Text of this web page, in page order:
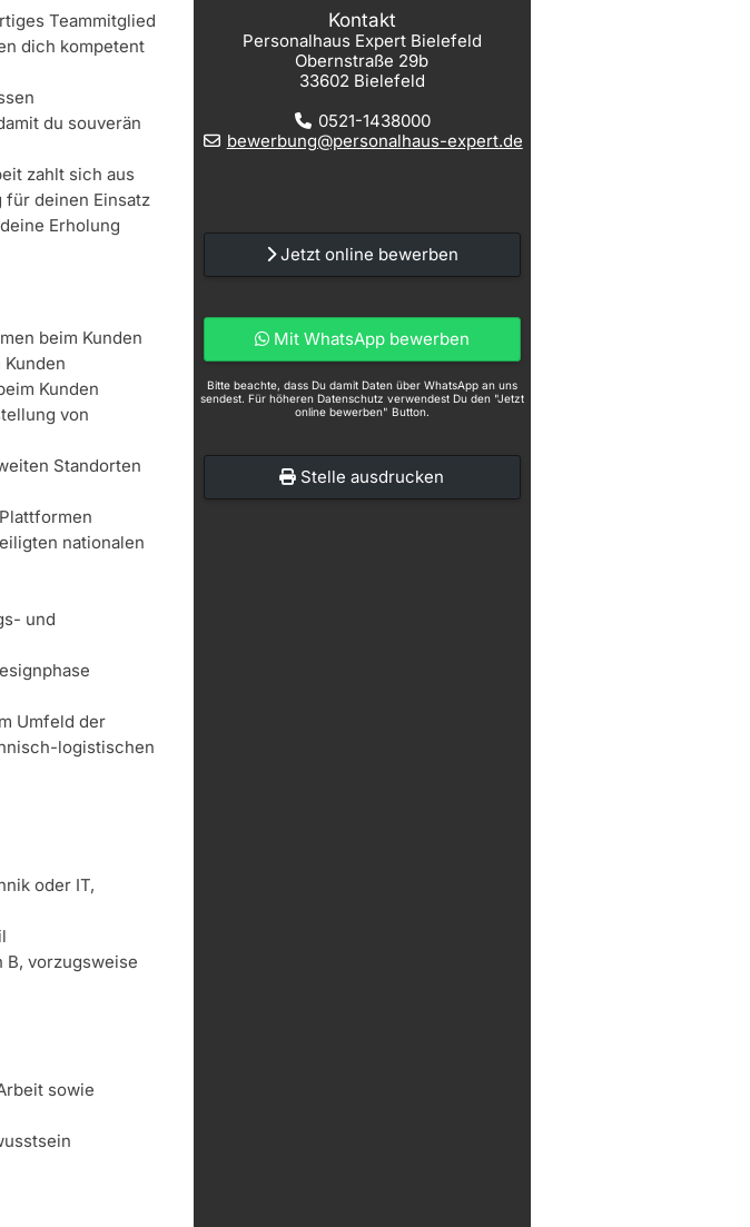
Teammitglied
dich kompetent
du souverän
zahlt sich aus
für deinen Einsatz
Erholung
beim Kunden
Kunden
von
Standorten
nationalen
und
Umfeld der
logistischen
oder IT,
B, vorzugsweise
sowie
Kontakt
Personalhaus Expert Bielefeld
Obernstraße 29b
33602 Bielefeld
0521-1438000
bewerbung@personalhaus-expert.de
Jetzt online bewerben
Mit WhatsApp bewerben
Bitte beachte, dass Du damit Daten über WhatsApp an uns
sendest. Für höheren Datenschutz verwendest Du den "Jetzt
online bewerben" Button.
Stelle ausdrucken